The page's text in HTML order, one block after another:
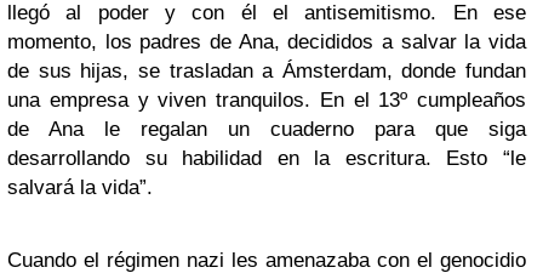
llegó al poder y con él el antisemitismo. En ese
momento, los padres de Ana, decididos a salvar la vida
de sus hijas, se trasladan a Ámsterdam, donde fundan
una empresa y viven tranquilos. En el 13º cumpleaños
de Ana le regalan un cuaderno para que siga
desarrollando su habilidad en la escritura. Esto “le
salvará la vida”.
Cuando el régimen nazi les amenazaba con el genocidio